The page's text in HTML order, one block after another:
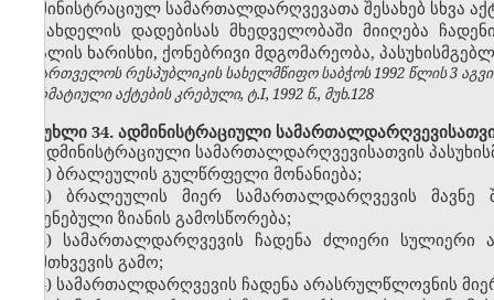
ადმინისტრაციულ სამართალდარღვევათა შესახებ სხვა
სახდელის დადებისას მხედველობაში მიიღება
ბრალის ხარისხი, ქონებრივი მდგომარეობა,
საქართველოს რესპუბლიკის სახელმწიფო საბჭოს 1992 წლის 3
ნორმატიული აქტების კრებული, ტ.I, 1992 წ., მუხ.128
მუხლი 34. ადმინისტრაციული
ადმინისტრაციული სამართალდარღვევისათვის
1) ბრალეულის გულწრფელი მონანიება;
2) ბრალეულის მიერ სამართალდარღვევის მავნე
მიყენებული ზიანის გამოსწორება;
3) სამართალდარღვევის ჩადენა ძლიერი სულიერი
დამთხვევის გამო;
4) სამართალდარღვევის ჩადენა არასრულწლოვნის